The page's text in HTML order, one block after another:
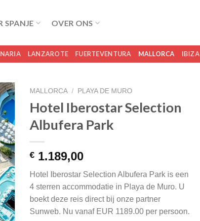
SPANJE OVER ONS
LANZAROTE FUERTEVENTURA MALLORCA IBIZA
MALLORCA / PLAYA DE MURO
Hotel Iberostar Selection
Albufera Park
€ 1.189,00
Hotel Iberostar Selection Albufera Park is een
4 sterren accommodatie in Playa de Muro. U
boekt deze reis direct bij onze partner
Sunweb. Nu vanaf EUR 1189.00 per persoon.